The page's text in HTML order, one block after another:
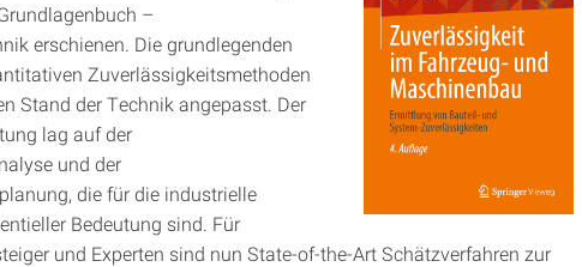
–
erschienen. Die grundlegenden
Zuverlässigkeitsmethoden
Stand der Technik angepasst. Der
lag auf der
und der
die für die industrielle
Bedeutung sind. Für
und Experten sind nun State-of-the-Art Schätzverfahren zur